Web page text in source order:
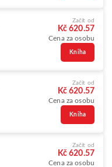
Začít od
Kč 620.57
Cena za osobu
Kniha
Začít od
Kč 620.57
Cena za osobu
Kniha
Začít od
Kč 620.57
Cena za osobu